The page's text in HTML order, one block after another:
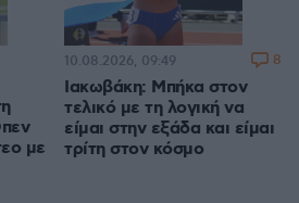
με
Ιακωβάκη: Μπήκα στον
τελικό με τη λογική να
είμαι στην εξάδα και είμαι
τρίτη στον κόσμο
10.08.2026, 09:49 8